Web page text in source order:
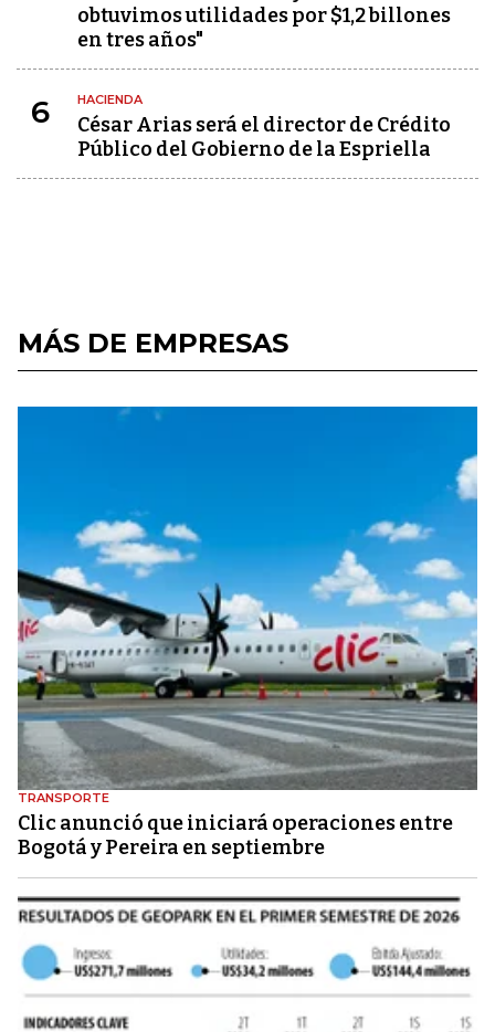
obtuvimos utilidades por $1,2 billones
en tres años"
6 HACIENDA
César Arias será el director de Crédito
Público del Gobierno de la Espriella
MÁS DE EMPRESAS
TRANSPORTE
Clic anunció que iniciará operaciones entre
Bogotá y Pereira en septiembre